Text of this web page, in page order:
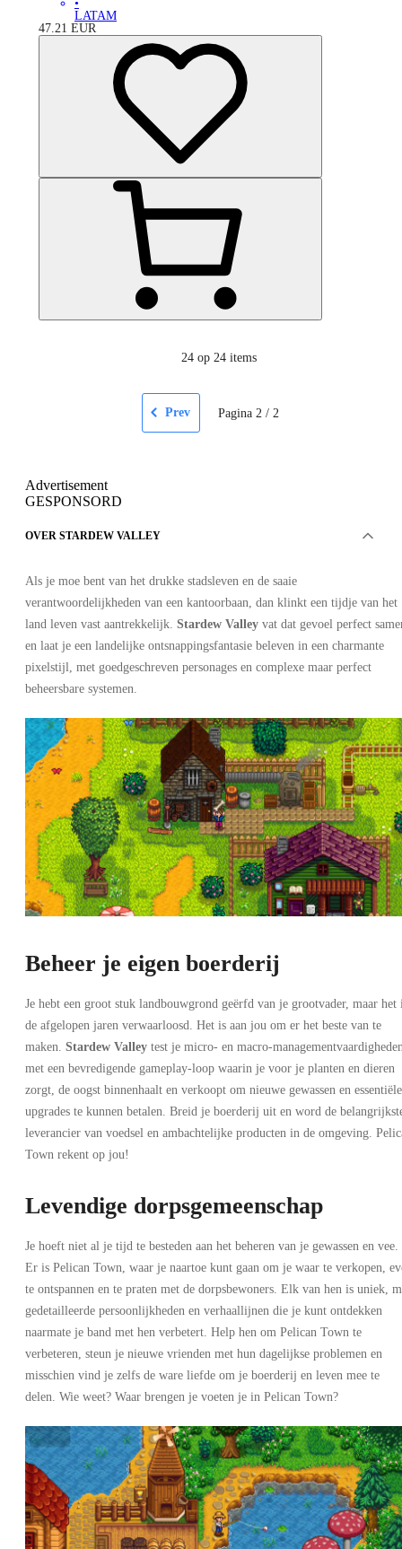
•
LATAM
47.21 EUR
24 op 24 items
Prev Pagina 2 / 2
Advertisement
GESPONSORD
OVER STARDEW VALLEY
Als je moe bent van het drukke stadsleven en de saaie
verantwoordelijkheden van een kantoorbaan, dan klinkt een tijdje van het
land leven vast aantrekkelijk. Stardew Valley vat dat gevoel perfect
en laat je een landelijke ontsnappingsfantasie beleven in een charmante
pixelstijl, met goedgeschreven personages en complexe maar perfect
beheersbare systemen.
Beheer je eigen boerderij
Je hebt een groot stuk landbouwgrond geërfd van je grootvader, maar het
de afgelopen jaren verwaarloosd. Het is aan jou om er het beste van te
maken. Stardew Valley test je micro- en macro-
met een bevredigende gameplay-loop waarin je voor je planten en dieren
zorgt, de oogst binnenhaalt en verkoopt om nieuwe gewassen en essentiële
upgrades te kunnen betalen. Breid je boerderij uit en word de
leverancier van voedsel en ambachtelijke producten in de omgeving.
Town rekent op jou!
Levendige dorpsgemeenschap
Je hoeft niet al je tijd te besteden aan het beheren van je gewassen en vee.
Er is Pelican Town, waar je naartoe kunt gaan om je waar te verkopen,
te ontspannen en te praten met de dorpsbewoners. Elk van hen is uniek,
gedetailleerde persoonlijkheden en verhaallijnen die je kunt ontdekken
naarmate je band met hen verbetert. Help hen om Pelican Town te
verbeteren, steun je nieuwe vrienden met hun dagelijkse problemen en
misschien vind je zelfs de ware liefde om je boerderij en leven mee te
delen. Wie weet? Waar brengen je voeten je in Pelican Town?